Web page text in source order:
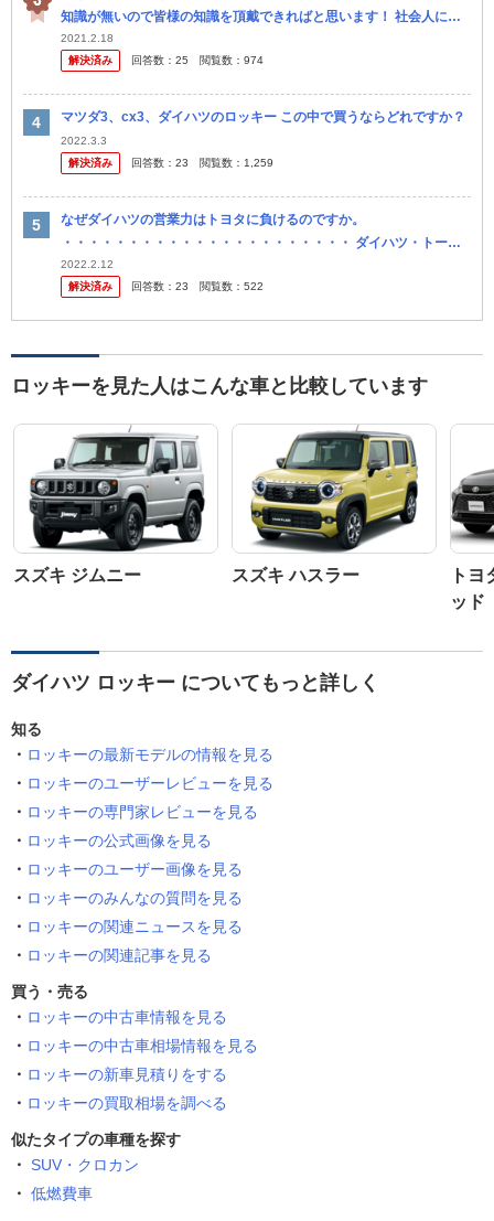
知識が無いので皆様の知識を頂戴できればと思います！ 社会人にな
った時にお下がりのタントを乗り続け、もうすぐ10万キロになりそ
う...
2021.2.18
解決済み
回答数： 25 閲覧数： 974
マツダ3、cx3、ダイハツのロッキー この中で買うならどれですか？
2022.3.3
解決済み
回答数： 23 閲覧数： 1,259
なぜダイハツの営業力はトヨタに負けるのですか。
・・・・・・・・・・・・・・・・・・・・・・ ダイハツ・トール
とトヨタ・ルーミー。 ダイハツ・ロッキーとトヨタ・ライズ。 ダイ
ハツ・ブーンとトヨタ...
2022.2.12
解決済み
回答数： 23 閲覧数： 522
ロッキーを見た人はこんな車と比較しています
スズキ ジムニー スズキ ハスラー
ト
ッド
ダイハツ ロッキー についてもっと詳しく
知る
ロッキーの最新モデルの情報を見る
ロッキーのユーザーレビューを見る
ロッキーの専門家レビューを見る
ロッキーの公式画像を見る
ロッキーのユーザー画像を見る
ロッキーのみんなの質問を見る
ロッキーの関連ニュースを見る
ロッキーの関連記事を見る
買う・売る
ロッキーの中古車情報を見る
ロッキーの中古車相場情報を見る
ロッキーの新車見積りをする
ロッキーの買取相場を調べる
似たタイプの車種を探す
SUV・クロカン
低燃費車